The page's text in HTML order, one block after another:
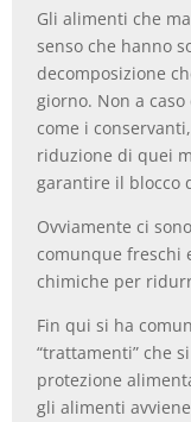
Gli alimenti che
senso che hanno
decomposizione
giorno. Non a
come i
riduzione di quei
garantire il blocco
Ovviamente ci
comunque freschi
chimiche per
Fin qui si ha
“trattamenti” che
protezione
gli alimenti